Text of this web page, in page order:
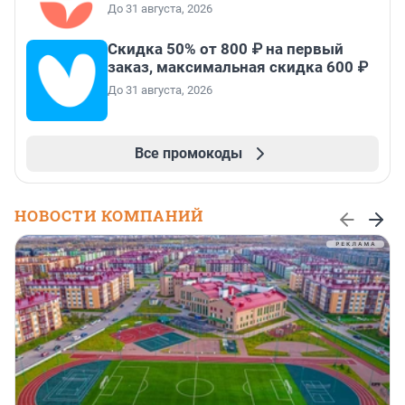
До 31 августа, 2026
Скидка 50% от 800 ₽ на первый
заказ, максимальная скидка 600 ₽
До 31 августа, 2026
Все промокоды
НОВОСТИ КОМПАНИЙ